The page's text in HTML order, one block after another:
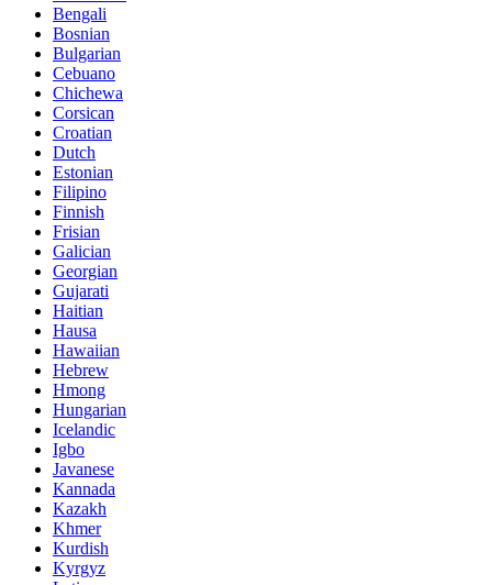
Bengali
Bosnian
Bulgarian
Cebuano
Chichewa
Corsican
Croatian
Dutch
Estonian
Filipino
Finnish
Frisian
Galician
Georgian
Gujarati
Haitian
Hausa
Hawaiian
Hebrew
Hmong
Hungarian
Icelandic
Igbo
Javanese
Kannada
Kazakh
Khmer
Kurdish
Kyrgyz